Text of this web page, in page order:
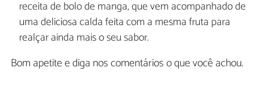
receita de bolo de manga, que vem acompanhado de
uma deliciosa calda feita com a mesma fruta para
realçar ainda mais o seu sabor.
Bom apetite e diga nos comentários o que você achou.